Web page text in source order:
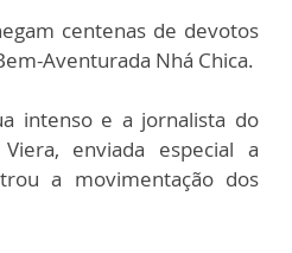
centenas de devotos
Aventurada Nhá Chica.
intenso e a jornalista do
enviada especial a
a movimentação dos